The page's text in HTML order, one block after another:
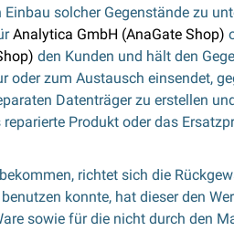
solcher Gegenstände zu
Analytica GmbH (AnaGate Shop)
den Kunden und hält den
oder zum Austausch einsendet,
Datenträger zu erstellen
Produkt oder das
richtet sich die
konnte, hat dieser den
sowie für die nicht durch den